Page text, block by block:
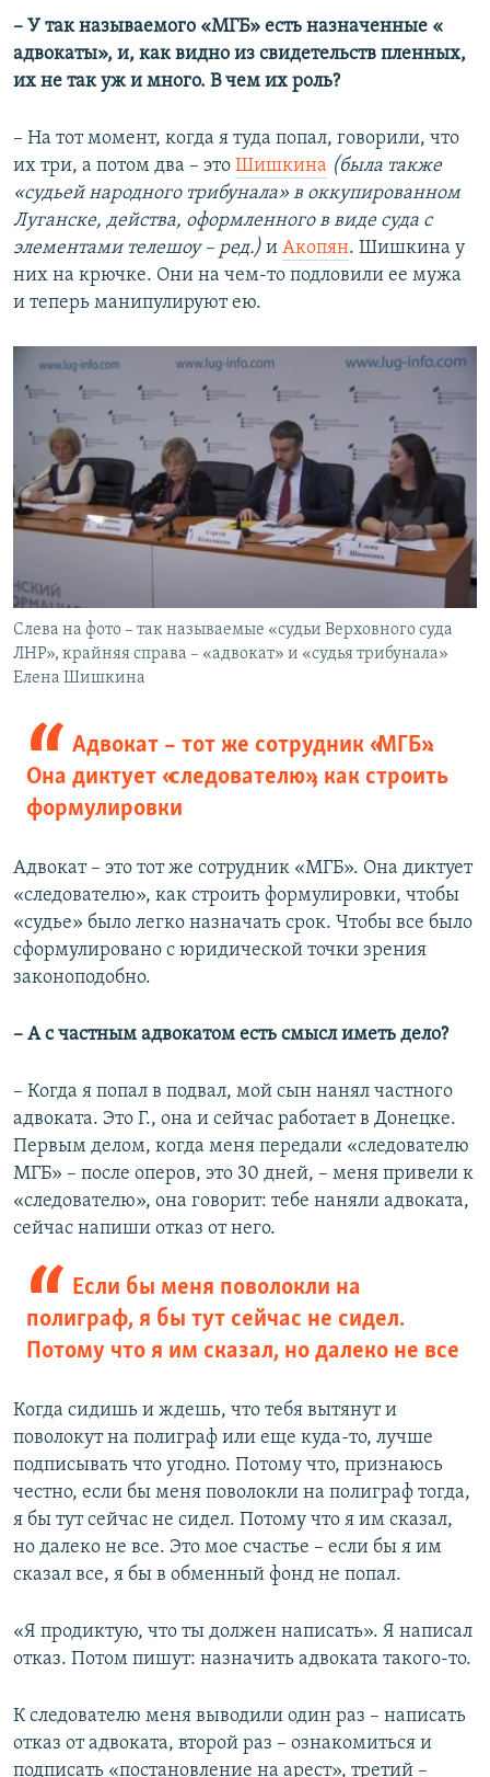
– У так называемого «​МГБ»​ есть назначенные «​
адвокаты»​, и, как видно из свидетельств пленных,
их не так уж и много. В чем их роль?
– На тот момент, когда я туда попал, говорили, что
их три, а потом два – это Шишкина (была также
«судьей народного трибунала» в оккупированном
Луганске, действа, оформленного в виде суда с
элементами телешоу – ред.) и Акопян. Шишкина у
них на крючке. Они на чем-то подловили ее мужа
и теперь манипулируют ею.
Слева на фото – так называемые «судьи Верховного суда
ЛНР», крайняя справа – «адвокат» и «судья трибунала»
Елена Шишкина
Адвокат – тот же сотрудник «​МГБ».
Она диктует «​следователю», как строить
формулировки
Адвокат – это тот же сотрудник «МГБ». Она диктует
«следователю», как строить формулировки, чтобы
«судье» было легко назначать срок. Чтобы все было
сформулировано с юридической точки зрения
законоподобно.
– А с частным адвокатом есть смысл иметь дело?
– Когда я попал в подвал, мой сын нанял частного
адвоката. Это Г., она и сейчас работает в Донецке.
Первым делом, когда меня передали «следователю
МГБ» – после оперов, это 30 дней, – меня привели к
«следователю», она говорит: тебе наняли адвоката,
сейчас напиши отказ от него.
Если бы меня поволокли на
полиграф, я бы тут сейчас не сидел.
Потому что я им сказал, но далеко не все
Когда сидишь и ждешь, что тебя вытянут и
поволокут на полиграф или еще куда-то, лучше
подписывать что угодно. Потому что, признаюсь
честно, если бы меня поволокли на полиграф тогда,
я бы тут сейчас не сидел. Потому что я им сказал,
но далеко не все. Это мое счастье – если бы я им
сказал все, я бы в обменный фонд не попал.
«Я продиктую, что ты должен написать». Я написал
отказ. Потом пишут: назначить адвоката такого-то.
К следователю меня выводили один раз – написать
отказ от адвоката, второй раз – ознакомиться и
подписать «постановление на арест», третий –